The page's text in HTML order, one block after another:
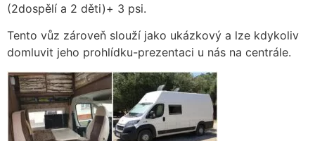
(2dospělí a 2 děti)+ 3 psi.
Tento vůz zároveň slouží jako ukázkový a lze kdykoliv
domluvit jeho prohlídku-prezentaci u nás na centrále.